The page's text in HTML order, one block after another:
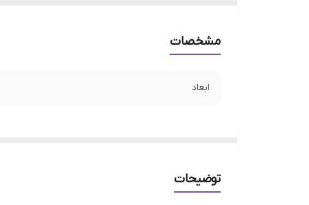
مشخصات
ابعاد
توضیحات